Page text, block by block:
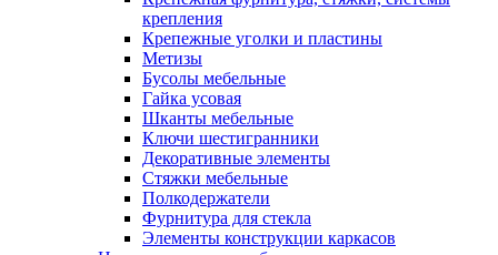
крепления
Крепежные уголки и пластины
Метизы
Бусолы мебельные
Гайка усовая
Шканты мебельные
Ключи шестигранники
Декоративные элементы
Стяжки мебельные
Полкодержатели
Фурнитура для стекла
Элементы конструкции каркасов